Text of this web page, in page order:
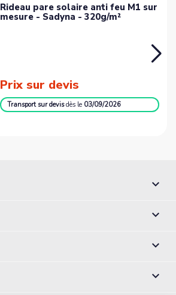
Rideau pare solaire anti feu M1 sur
mesure - Sadyna - 320g/m²
Prix sur devis
Transport sur devisdès le 03/09/2026



